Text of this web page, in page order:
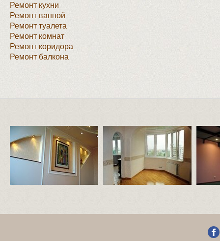
Ремонт кухни
Ремонт ванной
Ремонт туалета
Ремонт комнат
Ремонт коридора
Ремонт балкона